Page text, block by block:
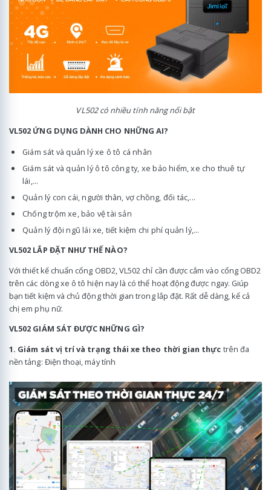
VL502 có nhiều tính năng nổi bật
VL502 ỨNG DỤNG DÀNH CHO NHỮNG AI?
Giám sát và quản lý xe ô tô cá nhân
Giám sát và quản lý ô tô công ty, xe bảo hiểm, xe cho thuê tự
lái,...
Quản lý con cái, người thân, vợ chồng, đối tác,...
Chống trộm xe, bảo vệ tài sản
Quản lý đội ngũ lái xe, tiết kiệm chi phí quản lý,...
VL502 LẮP ĐẶT NHƯ THẾ NÀO?
Với thiết kế chuẩn cổng OBD2, VL502 chỉ cần được cắm vào cổng OBD2
trên các dòng xe ô tô hiện nay là có thể hoạt động được ngay. Giúp
bạn tiết kiệm và chủ động thời gian trong lắp đặt. Rất dễ dàng, kể cả
chị em phụ nữ.
VL502 GIÁM SÁT ĐƯỢC NHỮNG GÌ?
1. Giám sát vị trí và trạng thái xe theo thời gian thực trên đa
nền tảng: Điện thoại, máy tính